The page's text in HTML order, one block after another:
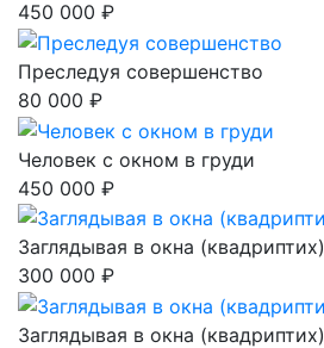
450 000 ₽
Преследуя совершенство
80 000 ₽
Человек с окном в груди
450 000 ₽
Заглядывая в окна (квадриптих)
300 000 ₽
Заглядывая в окна (квадриптих)